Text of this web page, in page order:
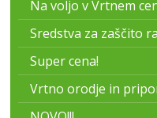
Na voljo v Vrtnem
Sredstva za zaščito
Super cena!
Vrtno orodje in